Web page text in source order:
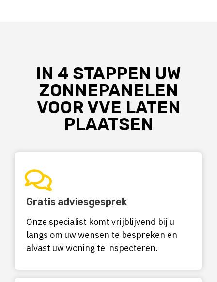
IN 4 STAPPEN UW
ZONNEPANELEN
VOOR VVE LATEN
PLAATSEN
Gratis adviesgesprek
Onze specialist komt vrijblijvend bij u
langs om uw wensen te bespreken en
alvast uw woning te inspecteren.